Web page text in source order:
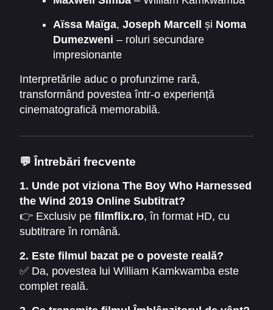
Aïssa Maïga, Joseph Marcell și Noma
Dumezweni – roluri secundare
impresionante
Interpretările aduc o profunzime rară,
transformând povestea într-o experiență
cinematografică memorabilă.
💬 Întrebări frecvente
1. Unde pot viziona The Boy Who Harnessed
the Wind 2019 Online Subtitrat?
👉 Exclusiv pe filmflix.ro, în format HD, cu
subtitrare în română.
2. Este filmul bazat pe o poveste reală?
✅ Da, povestea lui William Kamkwamba este
complet reală.